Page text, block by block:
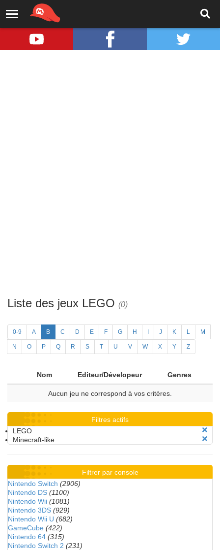
Liste des jeux LEGO (0)
0-9 A B C D E F G H J K L M
N O P Q R S T U V W X Y Z
Nom Editeur/Dévelopeur Genres
Aucun jeu ne correspond à vos critères.
Filtres actifs
LEGO
Minecraft-like
Filtrer par console
Nintendo Switch (2906)
Nintendo DS (1100)
Nintendo Wii (1081)
Nintendo 3DS (929)
Nintendo Wii U (682)
GameCube (422)
Nintendo 64 (315)
Nintendo Switch 2 (231)